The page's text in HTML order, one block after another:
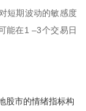
短期波动的敏感度
能在1 –3个交易日
股市的情绪指标构